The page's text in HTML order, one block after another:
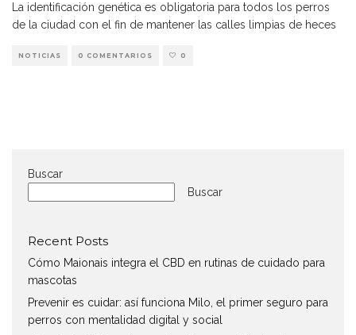
La identificación genética es obligatoria para todos los perros
de la ciudad con el fin de mantener las calles limpias de heces
NOTICIAS 0 COMENTARIOS 0
Buscar
Buscar
Recent Posts
Cómo Maionais integra el CBD en rutinas de cuidado para
mascotas
Prevenir es cuidar: así funciona Milo, el primer seguro para
perros con mentalidad digital y social